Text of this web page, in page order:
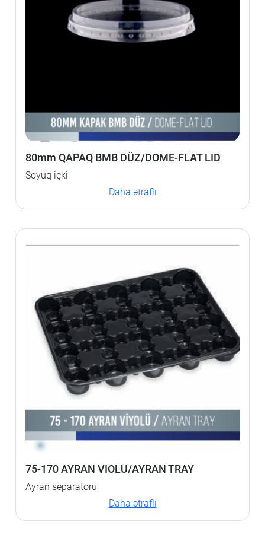
80mm QAPAQ BMB DÜZ/DOME-FLAT LID
Soyuq içki
Daha ətraflı
75-170 AYRAN VIOLU/AYRAN TRAY
Ayran separatoru
Daha ətraflı